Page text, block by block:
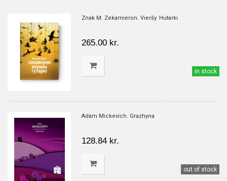
Znak M. Zekamieron. Vieršy. Hutarki
265.00 kr.
in stock
Adam Mickevich. Grazhyna
128.84 kr.
out of stock